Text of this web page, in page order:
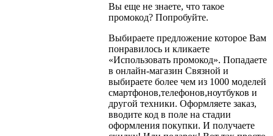
Вы еще не знаете, что такое
промокод? Попробуйте.
Выбираете предложение которое Вам
понравилось и кликаете
«Использовать промокод». Попадаете
в онлайн-магазин Связной и
выбираете более чем из 1000 моделей
смартфонов,телефонов,ноутбуков и
другой техники. Оформляете заказ,
вводите код в поле на стадии
оформления покупки. И получаете